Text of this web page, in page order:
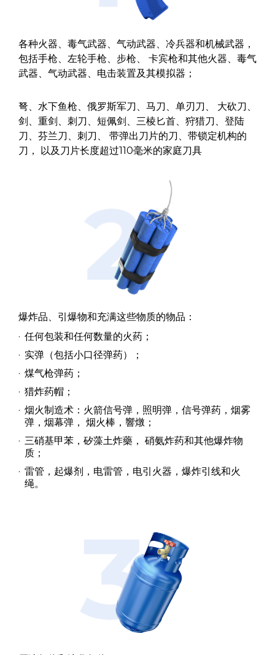
各种火器、毒气武器、气动武器、冷兵器和机械武器，
包括手枪、左轮手枪、步枪、 卡宾枪和其他火器、毒气
武器、气动武器、电击装置及其模拟器；
弩、水下鱼枪、俄罗斯军刀、马刀、单刃刀、 大砍刀、
剑、重剑、刺刀、短佩剑、三棱匕首、狩猎刀、登陆
刀、芬兰刀、刺刀、 带弹出刀片的刀、带锁定机构的
刀， 以及刀片长度超过110毫米的家庭刀具
爆炸品、引爆物和充满这些物质的物品：
任何包装和任何数量的火药；
实弹（包括小口径弹药）；
煤气枪弹药；
猎炸药帽；
烟火制造术：火箭信号弹，照明弹，信号弹药，烟雾
弹，烟幕弹， 烟火棒，響燉；
三硝基甲苯，矽藻土炸藥， 硝氨炸药和其他爆炸物
质；
雷管，起爆剂，电雷管，电引火器，爆炸引线和火
绳。